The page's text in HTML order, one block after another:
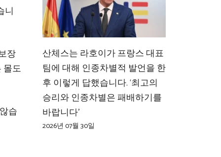
니
장
몰도
습
산체스는 라호이가 프랑스 대표
팀에 대해 인종차별적 발언을 한
후 이렇게 답했습니다. ‘최고의
승리와 인종차별은 패배하기를
바랍니다’
2026년 07월 30일